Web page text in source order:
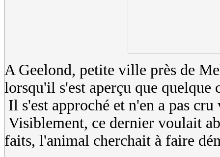
A Geelond, petite ville près de
lorsqu'il s'est aperçu que quelque
Il s'est approché et n'en a pas
Visiblement, ce dernier voulait
faits, l'animal cherchait à faire